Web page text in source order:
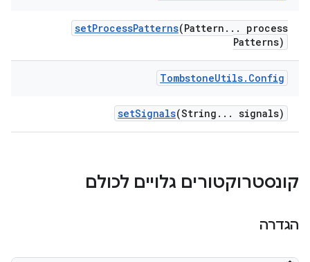
setProcessPatterns(Pattern . . .
process
Patterns)
TombstoneUtils. Config
setSignals(String . . . signals)
קונסטרוקטורים גלויים לכולם
הגדרה